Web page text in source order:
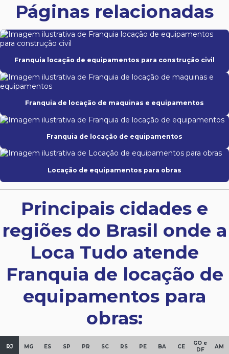
Páginas relacionadas
Franquia locação de equipamentos para construção civil
Franquia de locação de maquinas e equipamentos
Franquia de locação de equipamentos
Locação de equipamentos para obras
Principais cidades e
regiões do Brasil onde a
Loca Tudo atende
Franquia de locação de
equipamentos para
obras:
RJ MG ES SP PR SC RS PE BA CE
GO e
DF
AM